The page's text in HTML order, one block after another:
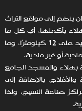
إلى مواقع التراث
بهلاء بأكملها، أي كل ما
أحاط به سور بهلاء، الذي يمتد لمسافة تزيد على 12 كيلومترًا، وما
أو غير مادية.
والمسجد الجامع
بالإضافة إلى
صناعة النسيج، ولذا